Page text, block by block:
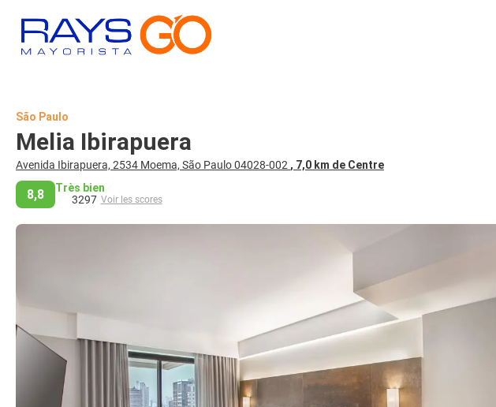
São Paulo
Melia Ibirapuera
Avenida Ibirapuera, 2534 Moema, São Paulo 04028-002 , 7,0 km de Centre
8,8
Très bien
3297 Voir les scores